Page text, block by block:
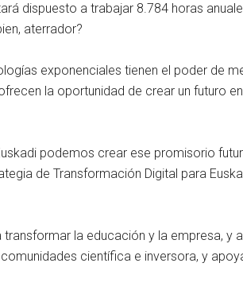
dispuesto a trabajar 8.784 horas
aterrador?
exponenciales tienen el poder de
la oportunidad de crear un futuro
podemos crear ese promisorio
de Transformación Digital para
la educación y la empresa, y
científica e inversora, y